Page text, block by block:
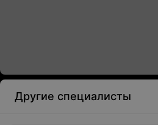
Другие специалисты